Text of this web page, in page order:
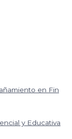
en Fin
y Educativa